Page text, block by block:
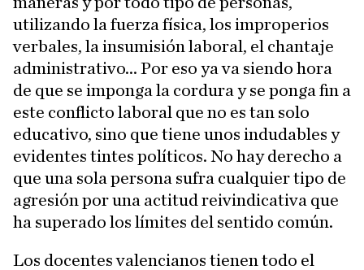
utilizando la fuerza física, los improperios
verbales, la insumisión laboral, el chantaje
administrativo... Por eso ya va siendo hora
de que se imponga la cordura y se ponga fin a
este conflicto laboral que no es tan solo
educativo, sino que tiene unos indudables y
evidentes tintes políticos. No hay derecho a
que una sola persona sufra cualquier tipo de
agresión por una actitud reivindicativa que
ha superado los límites del sentido común.
Los docentes valencianos tienen todo el